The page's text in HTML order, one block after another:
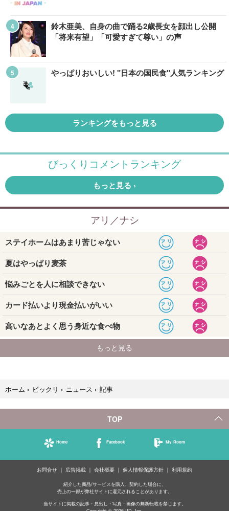
鈴木亜美、自身の曲で踊る2歳長女を顔出し公開
「将来有望」「可愛すぎて尊い」の声
やっぱりおいしい! "日本の国民食"人気ランキング
ランキングをもっと見る
ホーム › ビックリ › ニュース › 記事
TOP
Home Facebook My Room
お問合せ 広告掲載 会社概要 個人情報保護方針 利用規約
紹介した商品/サービスを購入、契約した場合に、
売上の一部が弊社サイトに還元されることがあります。
当サイトに掲載の記事・見出し・写真・画像の無断転載を禁じます。